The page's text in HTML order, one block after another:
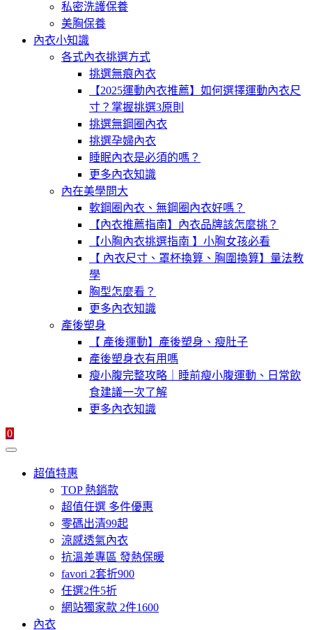
私密洗護保養
美胸保養
內衣小知識
各式內衣挑選方式
挑選無痕內衣
【2025運動內衣推薦】如何選擇運動內衣尺
寸？掌握挑選3原則
挑選無鋼圈內衣
挑選孕婦內衣
睡眠內衣是必須的嗎？
更多內衣知識
內在美學問大
軟鋼圈內衣、無鋼圈內衣好嗎？
【內衣推薦指南】內衣品牌該怎麼挑？
【小胸內衣挑選指南 】小胸女孩必看
【 內衣尺寸、罩杯換算、胸圍換算】量法教
學
胸型怎麼看？
更多內衣知識
產後塑身
【 產後運動】產後塑身、瘦肚子
產後塑身衣有用嗎
瘦小腹完整攻略｜睡前瘦小腹運動、日常飲
食建議一次了解
更多內衣知識
0
超值特惠
TOP 熱銷款
超值任選 多件優惠
零碼出清99起
涼感透氣內衣
抗溫差專區 發熱保暖
favori 2套折900
任選2件5折
網站獨家款 2件1600
內衣